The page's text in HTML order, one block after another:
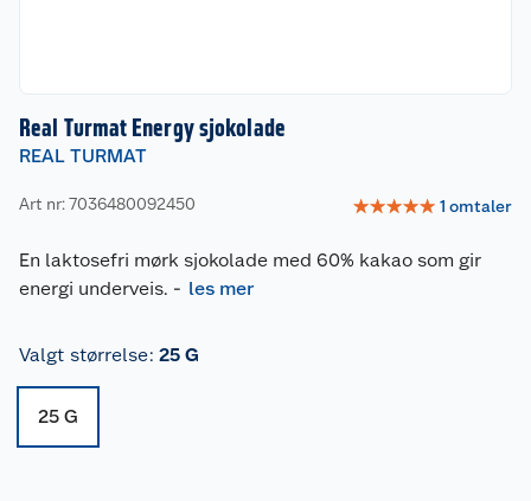
Real Turmat Energy sjokolade
REAL TURMAT
Art nr: 7036480092450 ☆☆☆☆☆ 1 omtaler
En laktosefri mørk sjokolade med 60% kakao som gir
energi underveis. - les mer
Valgt størrelse: 25 G
25 G